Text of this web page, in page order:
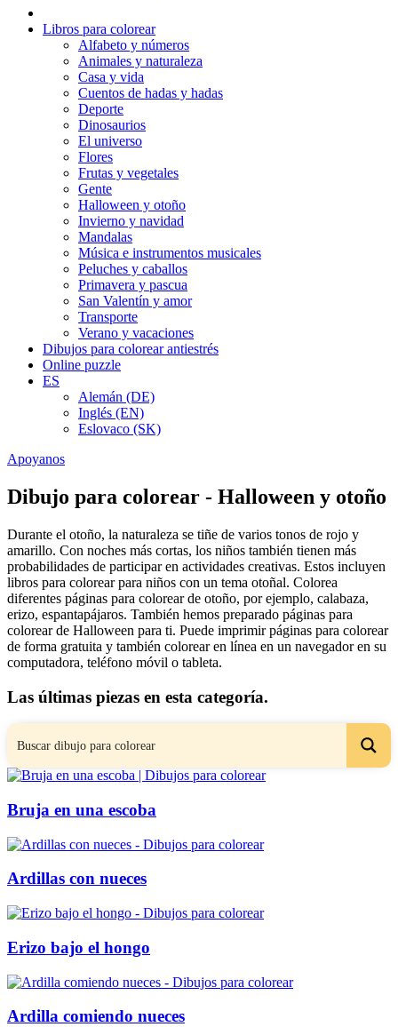
Libros para colorear
Alfabeto y números
Animales y naturaleza
Casa y vida
Cuentos de hadas y hadas
Deporte
Dinosaurios
El universo
Flores
Frutas y vegetales
Gente
Halloween y otoño
Invierno y navidad
Mandalas
Música e instrumentos musicales
Peluches y caballos
Primavera y pascua
San Valentín y amor
Transporte
Verano y vacaciones
Dibujos para colorear antiestrés
Online puzzle
ES
Alemán (DE)
Inglés (EN)
Eslovaco (SK)
Apoyanos
Dibujo para colorear - Halloween y otoño
Durante el otoño, la naturaleza se tiñe de varios tonos de rojo y
amarillo. Con noches más cortas, los niños también tienen más
probabilidades de participar en actividades creativas. Estos incluyen
libros para colorear para niños con un tema otoñal. Colorea
diferentes páginas para colorear de otoño, por ejemplo, calabaza,
erizo, espantapájaros. También hemos preparado páginas para
colorear de Halloween para ti. Puede imprimir páginas para colorear
de forma gratuita y también colorear en línea en un navegador en su
computadora, teléfono móvil o tableta.
Las últimas piezas en esta categoría.
Bruja en una escoba
Ardillas con nueces
Erizo bajo el hongo
Ardilla comiendo nueces